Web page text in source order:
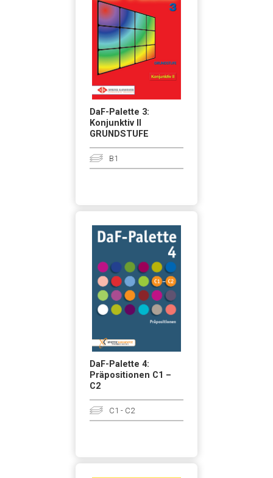
DaF-Palette 3:
Konjunktiv II
GRUNDSTUFE
B1
DaF-Palette 4:
Präpositionen C1 –
C2
C1 - C2